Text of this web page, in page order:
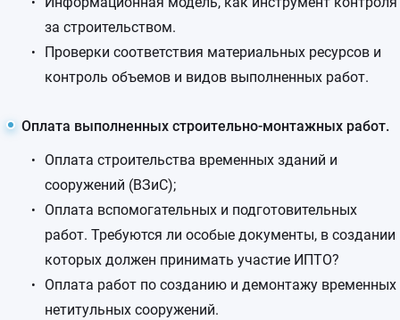
за строительством.
Проверки соответствия материальных ресурсов и
контроль объемов и видов выполненных работ.
Оплата выполненных строительно-монтажных работ.
Оплата строительства временных зданий и
сооружений (ВЗиС);
Оплата вспомогательных и подготовительных
работ. Требуются ли особые документы, в создании
которых должен принимать участие ИПТО?
Оплата работ по созданию и демонтажу временных
нетитульных сооружений.